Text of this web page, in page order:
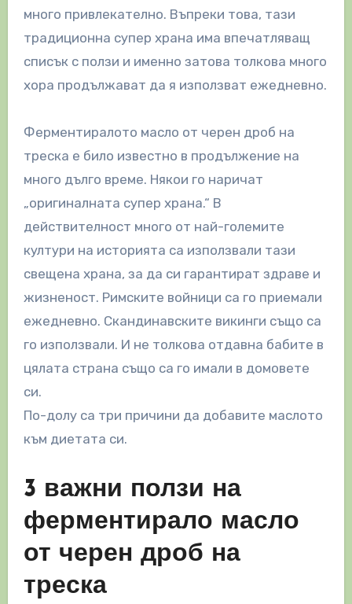
много привлекателно. Въпреки това, тази
традиционна супер храна има впечатляващ
списък с ползи и именно затова толкова много
хора продължават да я използват ежедневно.
Ферментиралото масло от черен дроб на
треска е било известно в продължение на
много дълго време. Някои го наричат
„оригиналната супер храна.“ В
действителност много от най-големите
култури на историята са използвали тази
свещена храна, за да си гарантират здраве и
жизненост. Римските войници са го приемали
ежедневно. Скандинавските викинги също са
го използвали. И не толкова отдавна бабите в
цялата страна също са го имали в домовете
си.
По-долу са три причини да добавите маслото
към диетата си.
3 важни ползи на
ферментирало масло
от черен дроб на
треска